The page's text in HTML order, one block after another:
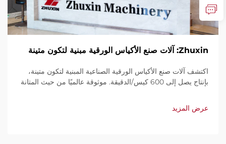
Zhuxin: آلات صنع الأكياس الورقية مبنية لتكون متينة
اكتشف آلات صنع الأكياس الورقية الصناعية المبنية لتكون متينة،
بإنتاج يصل إلى 600 كيس/الدقيقة. موثوقة عالميًا من حيث المتانة
وخدمة سريعة. اطلب عرض سعر اليوم.
عرض المزيد